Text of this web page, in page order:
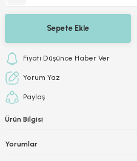
Sepete Ekle
Fiyatı Düşünce Haber Ver
Yorum Yaz
Paylaş
Ürün Bilgisi
Yorumlar